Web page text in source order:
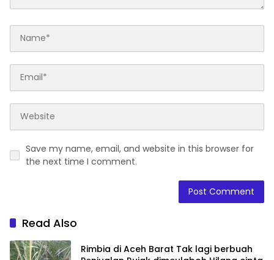
Save my name, email, and website in this browser for
the next time I comment.
Read Also
Rimbia di Aceh Barat Tak lagi berbuah